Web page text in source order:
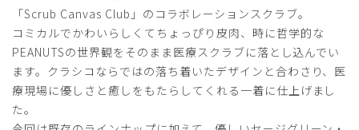
「Scrub Canvas Club」のコラボレーションスクラブ。
コミカルでかわいらしくてちょっぴり皮肉、時に哲学的な
PEANUTSの世界観をそのまま医療スクラブに落とし込んでい
ます。クラシコならではの落ち着いたデザインと合わさり、医
療現場に優しさと癒しをもたらしてくれる一着に仕上げまし
た。